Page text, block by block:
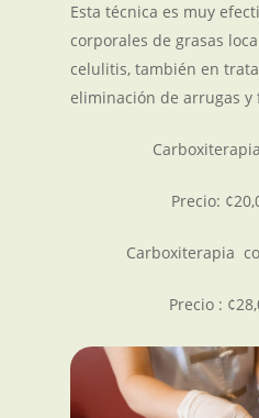
Esta técnica es muy
corporales de grasas
celulitis, también en
eliminación de arrugas y
Precio:
Carboxiterapia
Precio :